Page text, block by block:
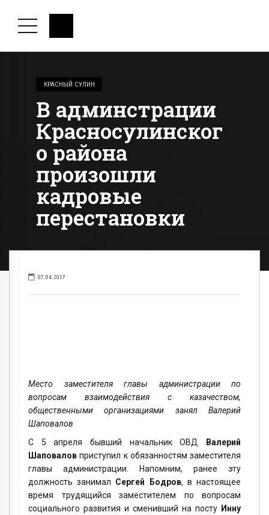
КРАСНЫЙ СУЛИН
В админстрации
Красносулинског
о района
произошли
кадровые
перестановки
07.04.2017
Место заместителя главы администрации по
вопросам взаимодействия с казачеством,
общественными организациями занял Валерий
Шаповалов
С 5 апреля бывший начальник ОВД
Валерий
Шаповалов приступил к обязанностям заместителя
главы администрации. Напомним, ранее эту
должность занимал Сергей Бодров, в настоящее
время трудящийся заместителем по вопросам
социального развития и сменивший на посту Инну